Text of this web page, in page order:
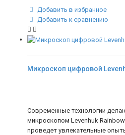
Добавить в избранное
Добавить к сравнению
Микроскоп цифровой
Современные технологии
микроскопом Levenhuk
проведет увлекательные